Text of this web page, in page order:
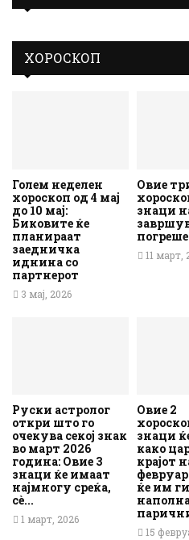
ХОРОСКОП
Голем неделен
хороскоп од 4 мај
до 10 мај:
Биковите ќе
планираат
заедничка
иднина со
партнерот
3 мај, 2026
Овие
знаци
11 март,
Руски астролог
откри што го
очекува секој знак
во март 2026
година: Овие 3
знаци ќе имаат
најмногу среќа,
сè...
1 март, 2026
Овие 2
знаци
како
крајот
ќе им ги
15